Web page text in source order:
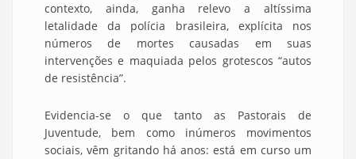
contexto, ainda, ganha relevo a altíssima
letalidade da polícia brasileira, explícita nos
números de mortes causadas em suas
intervenções e maquiada pelos grotescos “autos
de resistência”.
Evidencia-se o que tanto as Pastorais de
Juventude, bem como inúmeros movimentos
sociais, vêm gritando há anos: está em curso um